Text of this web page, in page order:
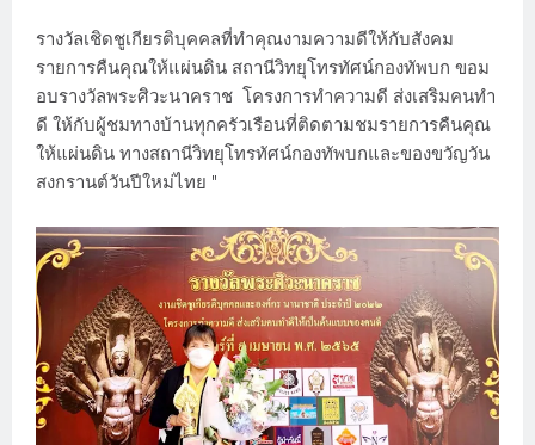
รางวัลเชิดชูเกียรติบุคคลที่ทำคุณงามความดีให้กับสังคม
รายการคืนคุณให้แผ่นดิน สถานีวิทยุโทรทัศน์กองทัพบก ขอม
อบรางวัลพระศิวะนาคราช โครงการทำความดี ส่งเสริมคนทำ
ดี ให้กับผู้ชมทางบ้านทุกครัวเรือนที่ติดตามชมรายการคืนคุณ
ให้แผ่นดิน ทางสถานีวิทยุโทรทัศน์กองทัพบกและของขวัญวัน
สงกรานต์วันปีใหม่ไทย "